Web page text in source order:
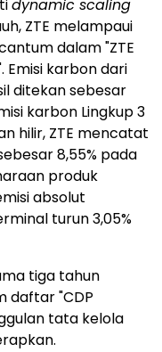
dynamic scaling
ZTE melampaui
dalam "ZTE
Emisi karbon dari
ditekan sebesar
karbon Lingkup 3
hilir, ZTE mencatat
8,55% pada
produk
absolut
turun 3,05%
tiga tahun
"CDP
tata kelola